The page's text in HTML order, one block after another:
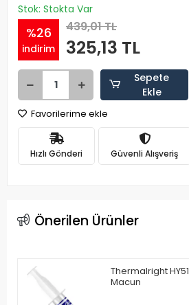
Stok: Stokta Var
%26
indirim
439,01 TL
325,13 TL
Sepete
Ekle
Favorilerime ekle
Hızlı Gönderi Güvenli Alışveriş
Önerilen Ürünler
Thermalright
Macun